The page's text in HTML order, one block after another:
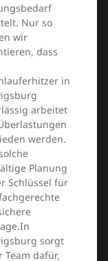
Nur so
wir
dass
in
arbeitet
werden.
Planung
Schlüssel für
sorgt
Team dafür,